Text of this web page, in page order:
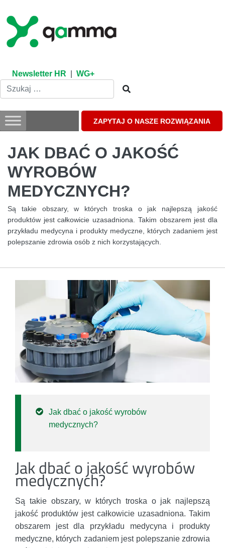
content
Newsletter HR WG+
ZAPYTAJ O NASZE ROZWIĄZANIA
JAK DBAĆ O JAKOŚĆ
WYROBÓW
MEDYCZNYCH?
Są takie obszary, w których troska o jak najlepszą jakość
produktów jest całkowicie uzasadniona. Takim obszarem jest dla
przykładu medycyna i produkty medyczne, których zadaniem jest
polepszanie zdrowia osób z nich korzystających.
Jak dbać o jakość wyrobów
medycznych?
Jak dbać o jakość wyrobów
medycznych?
Są takie obszary, w których troska o jak najlepszą
jakość produktów jest całkowicie uzasadniona. Takim
obszarem jest dla przykładu medycyna i produkty
medyczne, których zadaniem jest polepszanie zdrowia